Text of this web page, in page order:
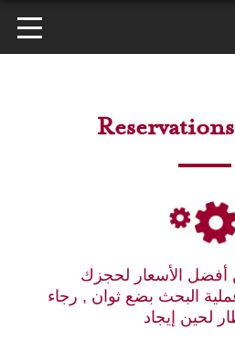
الأسعار لحجزك
البحث بضع ثوان , رجاء
لحين إيجاد